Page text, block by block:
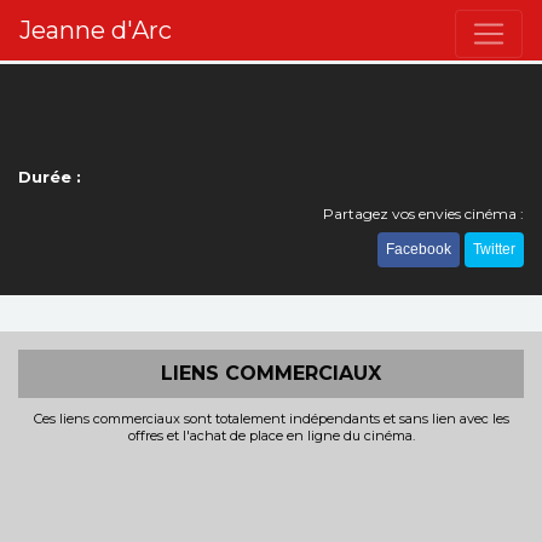
Jeanne d'Arc
Durée :
Partagez vos envies cinéma :
Facebook Twitter
LIENS COMMERCIAUX
Ces liens commerciaux sont totalement indépendants et sans lien avec les
offres et l'achat de place en ligne du cinéma.